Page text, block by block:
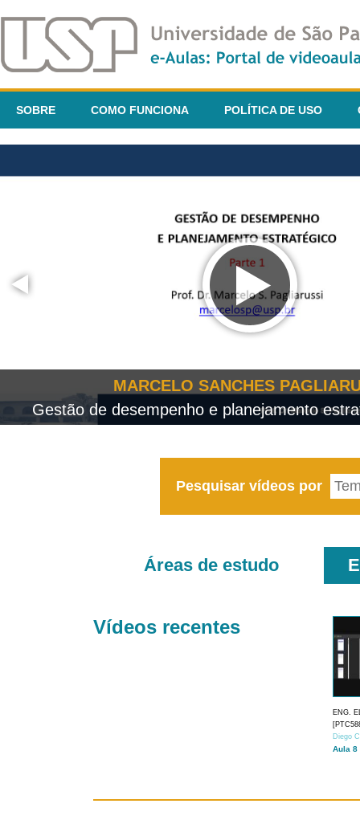
SOBRE COMO FUNCIONA POLÍTICA DE USO
MARCELO SANCHES
Gestão de desempenho e planejamento
Pesquisar vídeos por
Áreas de estudo
Vídeos recentes
ENG.
Diego
Aula 8